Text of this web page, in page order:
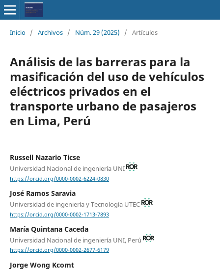
Inicio / Archivos / Núm. 29 (2025) / Artículos
Análisis de las barreras para la
masificación del uso de vehículos
eléctricos privados en el
transporte urbano de pasajeros
en Lima, Perú
Russell Nazario Ticse
Universidad Nacional de ingeniería UNI
https://orcid.org/0000-0002-6224-0830
José Ramos Saravia
Universidad de ingeniería y Tecnología UTEC
https://orcid.org/0000-0002-1713-7893
María Quintana Caceda
Universidad Nacional de ingeniería UNI, Perú
https://orcid.org/0000-0002-2677-6179
Jorge Wong Kcomt